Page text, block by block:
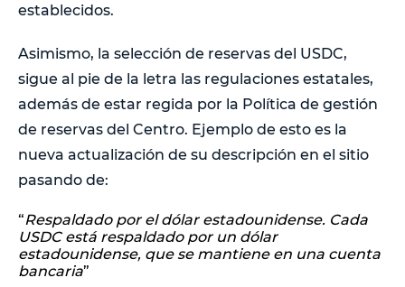
establecidos.
Asimismo, la selección de reservas del USDC,
sigue al pie de la letra las regulaciones estatales,
además de estar regida por la Política de gestión
de reservas del Centro. Ejemplo de esto es la
nueva actualización de su descripción en el sitio
pasando de:
“Respaldado por el dólar estadounidense. Cada
USDC está respaldado por un dólar
estadounidense, que se mantiene en una cuenta
bancaria”